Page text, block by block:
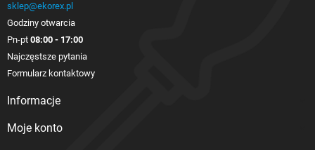
sklep@ekorex.pl
Godziny otwarcia
Pn-pt 08:00 - 17:00
Najczęstsze pytania
Formularz kontaktowy
Informacje
Moje konto